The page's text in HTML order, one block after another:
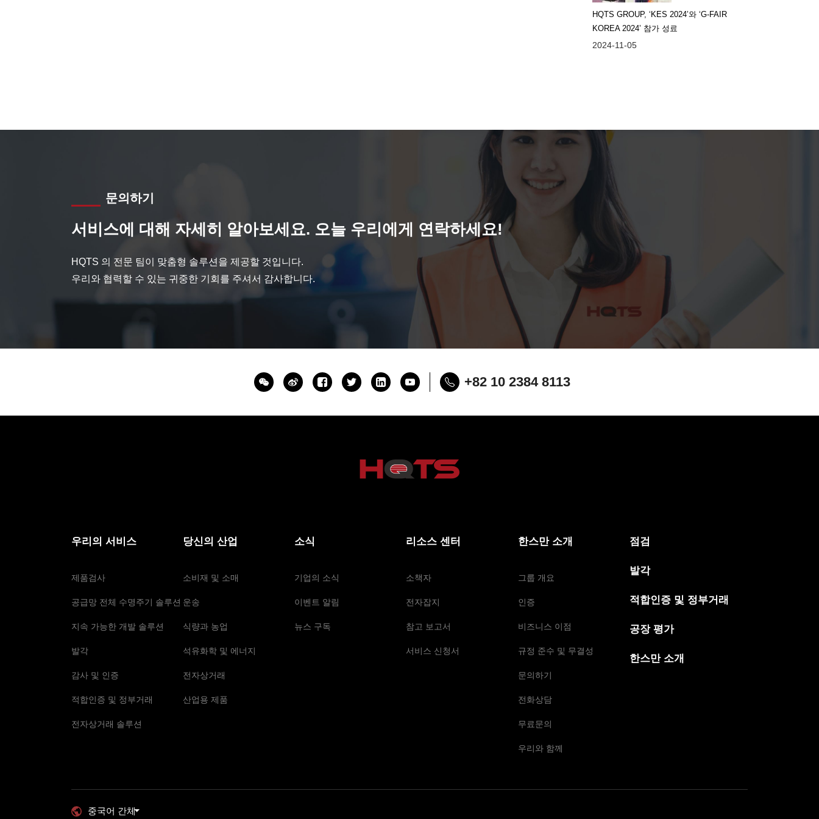
HQTS GROUP, ‘KES 2024’와 ‘G-FAIR
KOREA 2024’ 참가 성료
2024-11-05
문의하기
서비스에 대해 자세히 알아보세요. 오늘 우리에게 연락하세요!
HQTS 의 전문 팀이 맞춤형 솔루션을 제공할 것입니다.
우리와 협력할 수 있는 귀중한 기회를 주셔서 감사합니다.
+82 10 2384 8113
우리의 서비스
제품검사
공급망 전체 수명주기 솔루션
지속 가능한 개발 솔루션
발각
감사 및 인증
적합인증 및 정부거래
전자상거래 솔루션
당신의 산업
소비재 및 소매
운송
식량과 농업
석유화학 및 에너지
전자상거래
산업용 제품
소식
기업의 소식
이벤트 알림
뉴스 구독
리소스 센터
소책자
전자잡지
참고 보고서
서비스 신청서
한스만 소개
그룹 개요
인증
비즈니스 이점
규정 준수 및 무결성
문의하기
전화상담
무료문의
우리와 함께
점검
발각
적합인증 및 정부거래
공장 평가
한스만 소개
중국어 간체